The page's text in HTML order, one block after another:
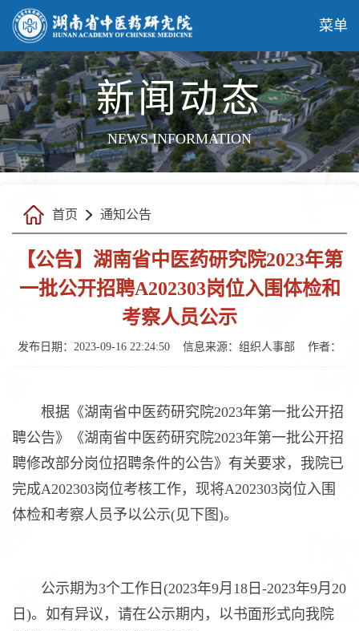
菜单
新闻动态
NEWS INFORMATION
首页 通知公告
【公告】湖南省中医药研究院2023年第
一批公开招聘A202303岗位入围体检和
考察人员公示
发布日期：2023-09-16 22:24:50 信息来源： 组织人事部 作者：
根据《湖南省中医药研究院2023年第一批公开招
聘公告》《湖南省中医药研究院2023年第一批公开招
聘修改部分岗位招聘条件的公告》有关要求，我院已
完成A202303岗位考核工作，现将A202303岗位入围
体检和考察人员予以公示(见下图)。
公示期为3个工作日(2023年9月18日-2023年9月20
日)。如有异议，请在公示期内，以书面形式向我院